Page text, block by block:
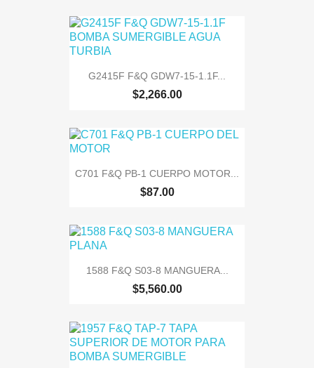
G2415F F&Q GDW7-15-1.1F...
$2,266.00
C701 F&Q PB-1 CUERPO MOTOR...
$87.00
1588 F&Q S03-8 MANGUERA...
$5,560.00